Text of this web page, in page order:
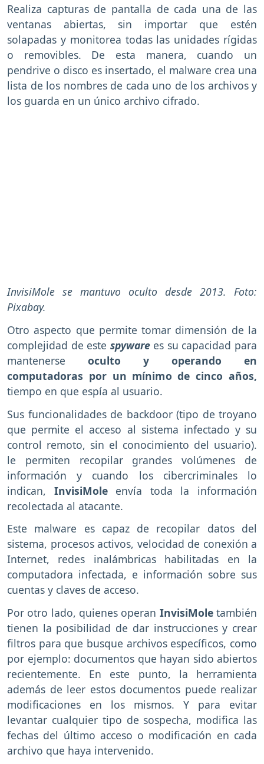
Realiza capturas de pantalla de cada una de las
ventanas abiertas, sin importar que estén
solapadas y monitorea todas las unidades rígidas
o removibles. De esta manera, cuando un
pendrive o disco es insertado, el malware crea una
lista de los nombres de cada uno de los archivos y
los guarda en un único archivo cifrado.
InvisiMole se mantuvo oculto desde 2013. Foto:
Pixabay.
Otro aspecto que permite tomar dimensión de la
complejidad de este spyware es su capacidad para
mantenerse oculto y operando en
computadoras por un mínimo de cinco años,
tiempo en que espía al usuario.
Sus funcionalidades de backdoor (tipo de troyano
que permite el acceso al sistema infectado y su
control remoto, sin el conocimiento del usuario).
le permiten recopilar grandes volúmenes de
información y cuando los cibercriminales lo
indican, InvisiMole envía toda la información
recolectada al atacante.
Este malware es capaz de recopilar datos del
sistema, procesos activos, velocidad de conexión a
Internet, redes inalámbricas habilitadas en la
computadora infectada, e información sobre sus
cuentas y claves de acceso.
Por otro lado, quienes operan InvisiMoletambién
tienen la posibilidad de dar instrucciones y crear
filtros para que busque archivos específicos, como
por ejemplo: documentos que hayan sido abiertos
recientemente. En este punto, la herramienta
además de leer estos documentos puede realizar
modificaciones en los mismos. Y para evitar
levantar cualquier tipo de sospecha, modifica las
fechas del último acceso o modificación en cada
archivo que haya intervenido.